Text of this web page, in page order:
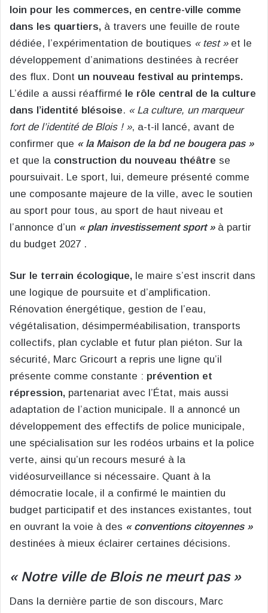
loin pour les commerces, en centre-ville comme
dans les quartiers, à travers une feuille de route
dédiée, l’expérimentation de boutiques « test »et le
développement d’animations destinées à recréer
des flux. Dont un nouveau festival au printemps.
L’édile a aussi réaffirmé le rôle central de la culture
dans l’identité blésoise. « La culture, un marqueur
fort de l’identité de Blois ! », a-t-il lancé, avant de
confirmer que « la Maison de la bd ne bougera pas »
et que la construction du nouveau théâtre se
poursuivait. Le sport, lui, demeure présenté comme
une composante majeure de la ville, avec le soutien
au sport pour tous, au sport de haut niveau et
l’annonce d’un « plan investissement sport »à partir
du budget 2027 .
Sur le terrain écologique, le maire s’est inscrit dans
une logique de poursuite et d’amplification.
Rénovation énergétique, gestion de l’eau,
végétalisation, désimperméabilisation, transports
collectifs, plan cyclable et futur plan piéton. Sur la
sécurité, Marc Gricourt a repris une ligne qu’il
présente comme constante : prévention et
répression, partenariat avec l’État, mais aussi
adaptation de l’action municipale. Il a annoncé un
développement des effectifs de police municipale,
une spécialisation sur les rodéos urbains et la police
verte, ainsi qu’un recours mesuré à la
vidéosurveillance si nécessaire. Quant à la
démocratie locale, il a confirmé le maintien du
budget participatif et des instances existantes, tout
en ouvrant la voie à des « conventions citoyennes »
destinées à mieux éclairer certaines décisions.
« Notre ville de Blois ne meurt pas »
Dans la dernière partie de son discours, Marc